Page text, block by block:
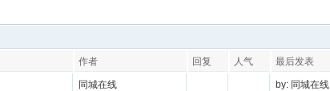
作者 回复 人气 最后发表
同城在线 by: 同城在线